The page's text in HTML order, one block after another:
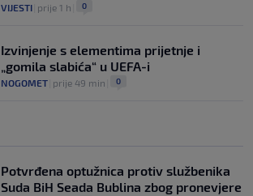
VIJESTI prije 1 h 0
Izvinjenje s elementima prijetnje i
„gomila slabića“ u UEFA-i
NOGOMET prije 49 min 0
Potvrđena optužnica protiv službenika
Suda BiH Seada Bublina zbog pronevjere